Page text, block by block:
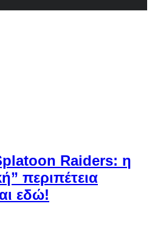
Raiders: η
περιπέτεια
εδώ!